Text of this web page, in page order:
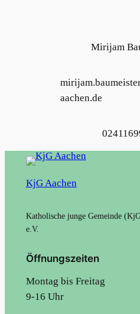
Mirijam
aachen.de
KjG Aachen
Katholische junge Gemeinde
e.V.
Öffnungszeiten
Montag bis Freitag
9-16 Uhr